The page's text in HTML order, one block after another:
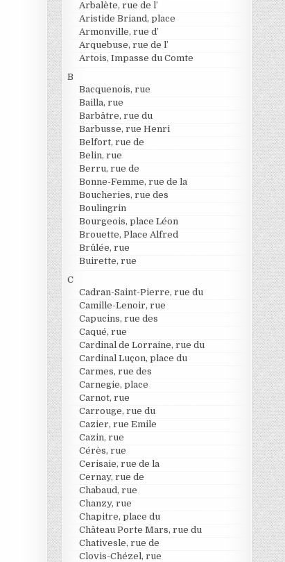
Arbalète, rue de l’
Aristide Briand, place
Armonville, rue d’
Arquebuse, rue de l’
Artois, Impasse du Comte
B
Bacquenois, rue
Bailla, rue
Barbâtre, rue du
Barbusse, rue Henri
Belfort, rue de
Belin, rue
Berru, rue de
Bonne-Femme, rue de la
Boucheries, rue des
Boulingrin
Bourgeois, place Léon
Brouette, Place Alfred
Brûlée, rue
Buirette, rue
C
Cadran-Saint-Pierre, rue du
Camille-Lenoir, rue
Capucins, rue des
Caqué, rue
Cardinal de Lorraine, rue du
Cardinal Luçon, place du
Carmes, rue des
Carnegie, place
Carnot, rue
Carrouge, rue du
Cazier, rue Emile
Cazin, rue
Cérès, rue
Cerisaie, rue de la
Cernay, rue de
Chabaud, rue
Chanzy, rue
Chapitre, place du
Château Porte Mars, rue du
Chativesle, rue de
Clovis-Chézel, rue